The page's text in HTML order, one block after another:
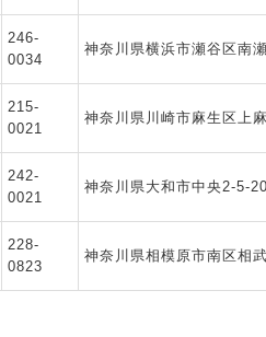
246-
0034
神奈川県横浜市瀬谷区南
215-
0021
神奈川県川崎市麻生区
242-
0021
神奈川県大和市中央2-5-
228-
0823
神奈川県相模原市南区相